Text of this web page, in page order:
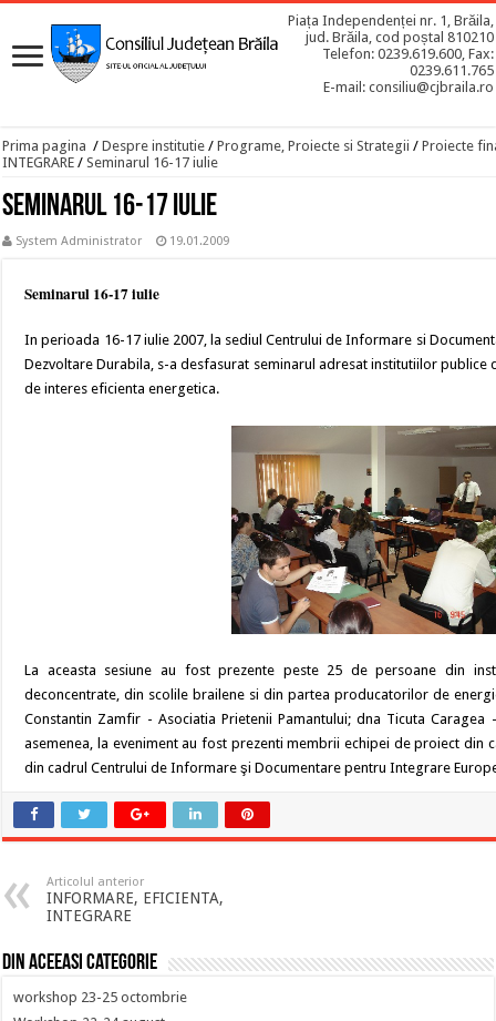
Piața Independenței nr. 1, Brăila,
jud. Brăila, cod poștal 810210
Telefon: 0239.619.600, Fax:
0239.611.765
E-mail: consiliu@cjbraila.ro
Prima pagina / Despre institutie / Programe, Proiecte si Strategii / Proiecte
INTEGRARE / Seminarul 16-17 iulie
Seminarul 16-17 iulie
System Administrator 19.01.2009
Seminarul 16-17 iulie
In perioada 16-17 iulie 2007, la sediul Centrului de Informare si
Dezvoltare Durabila, s-a desfasurat seminarul adresat institutiilor publice
de interes eficienta energetica.
La aceasta sesiune au fost prezente peste 25 de persoane din
deconcentrate, din scolile brailene si din partea producatorilor de
Constantin Zamfir - Asociatia Prietenii Pamantului; dna Ticuta Caragea
asemenea, la eveniment au fost prezenti membrii echipei de proiect din
din cadrul Centrului de Informare şi Documentare pentru Integrare
Articolul anterior
INFORMARE, EFICIENTA,
INTEGRARE
Din aceeasi categorie
workshop 23-25 octombrie